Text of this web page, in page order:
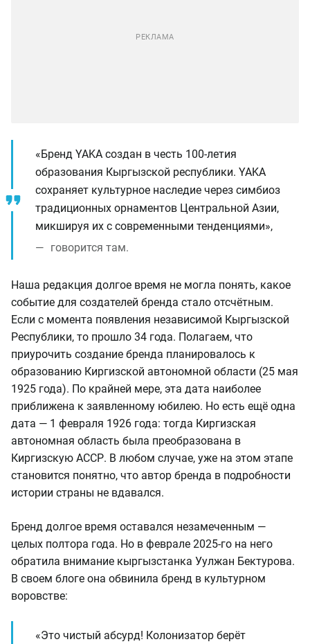
«Бренд YAKA создан в честь 100-летия
образования Кыргызской республики. YAKA
сохраняет культурное наследие через симбиоз
традиционных орнаментов Центральной Азии,
микшируя их с современными тенденциями»,
говорится там.
Наша редакция долгое время не могла понять, какое
событие для создателей бренда стало отсчётным.
Если с момента появления независимой Кыргызской
Республики, то прошло 34 года. Полагаем, что
приурочить создание бренда планировалось к
образованию Киргизской автономной области (25 мая
1925 года). По крайней мере, эта дата наиболее
приближена к заявленному юбилею. Но есть ещё одна
дата — 1 февраля 1926 года: тогда Киргизская
автономная область была преобразована в
Киргизскую АССР. В любом случае, уже на этом этапе
становится понятно, что автор бренда в подробности
истории страны не вдавался.
Бренд долгое время оставался незамеченным —
целых полтора года. Но в феврале 2025-го на него
обратила внимание кыргызстанка Уулжан Бектурова.
В своем блоге она обвинила бренд в культурном
воровстве:
«Это чистый абсурд! Колонизатор берёт